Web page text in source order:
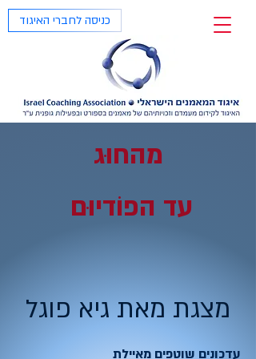
כניסה לחברי האיגוד
מהחוּג
עד הפוֹדיוּם
מצגת מאת גיא פוגל
עדכונים שוטפים מאיילת